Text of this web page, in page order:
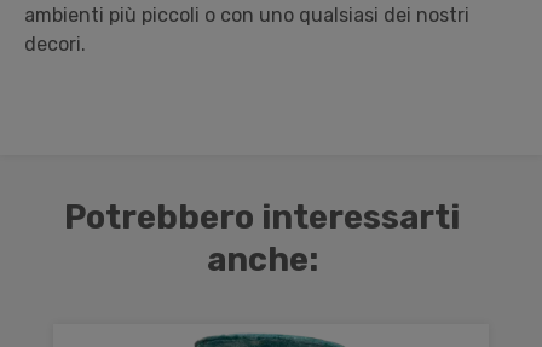
ambienti più piccoli o con uno qualsiasi dei nostri
decori.
Potrebbero interessarti
anche: